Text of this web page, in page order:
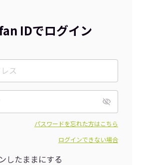
IDでログイン
パスワードを忘れた方はこちら
ログインできない場合
したままにする